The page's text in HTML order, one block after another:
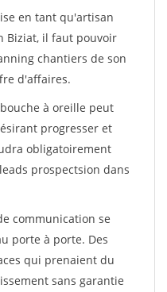
en tant qu'artisan
Biziat, il faut pouvoir
chantiers de son
d'affaires.
à oreille peut
progresser et
obligatoirement
prospectsion dans
communication se
porte à porte. Des
qui prenaient du
sans garantie